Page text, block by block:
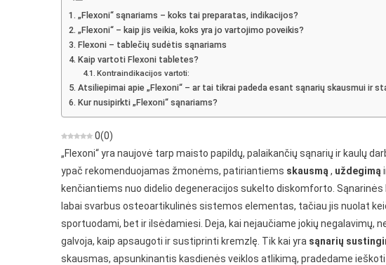
Skausmų
„Flexoni“ sąnariams – koks tai preparatas, indikacijos?
„Flexoni“ – kaip jis veikia, koks yra jo vartojimo poveikis?
Flexoni – tablečių sudėtis sąnariams
Kaip vartoti Flexoni tabletes?
Kontraindikacijos vartoti:
Atsiliepimai apie „Flexoni“ – ar tai tikrai padeda esant sąnarių skausmui ir
Kur nusipirkti „Flexoni“ sąnariams?
0(0)
„Flexoni“ yra naujovė tarp maisto papildų, palaikančių sąnarių ir kaulų
ypač rekomenduojamas žmonėms, patiriantiems skausmą , uždegimą
kenčiantiems nuo didelio degeneracijos sukelto diskomforto. Sąnarinės
labai svarbus osteoartikulinės sistemos elementas, tačiau jis nuolat
sportuodami, bet ir ilsėdamiesi. Deja, kai nejaučiame jokių negalavimų,
galvoja, kaip apsaugoti ir sustiprinti kremzlę. Tik kai yra sąnarių
skausmas, apsunkinantis kasdienės veiklos atlikimą, pradedame